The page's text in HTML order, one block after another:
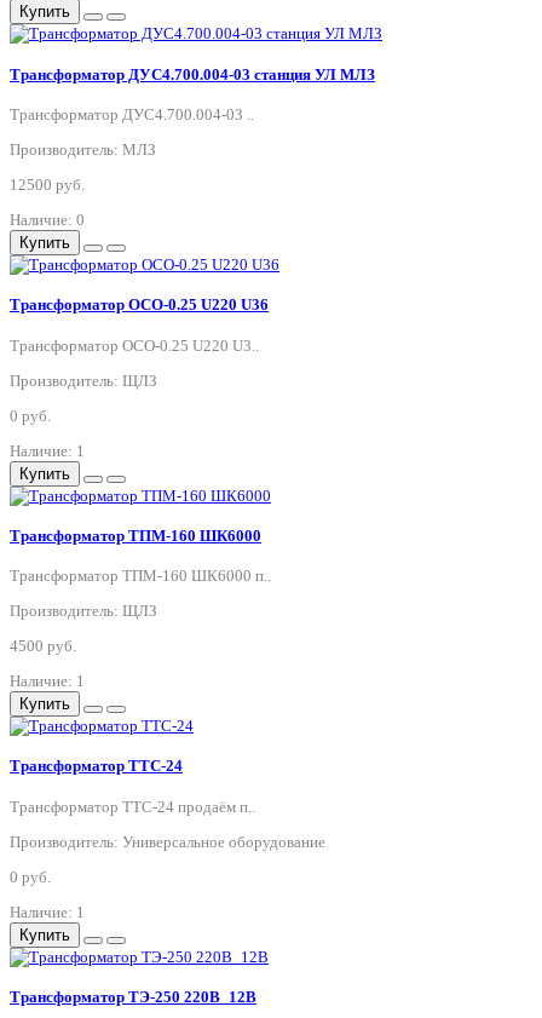
Купить
Трансформатор ДУС4.700.004-03 станция УЛ МЛЗ
Трансформатор ДУС4.700.004-03 ..
Производитель: МЛЗ
12500 руб.
Наличие: 0
Купить
Трансформатор ОСО-0.25 U220 U36
Трансформатор ОСО-0.25 U220 U3..
Производитель: ЩЛЗ
0 руб.
Наличие: 1
Купить
Трансформатор ТПМ-160 ШК6000
Трансформатор ТПМ-160 ШК6000 п..
Производитель: ЩЛЗ
4500 руб.
Наличие: 1
Купить
Трансформатор ТТС-24
Трансформатор ТТС-24 продаём п..
Производитель: Универсальное оборудование
0 руб.
Наличие: 1
Купить
Трансформатор ТЭ-250 220В_12В